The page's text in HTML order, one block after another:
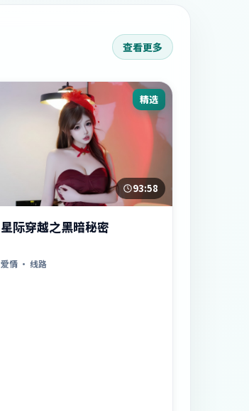
查看更多
精选
93:58
星际穿越之黑暗秘密
爱情· 线路